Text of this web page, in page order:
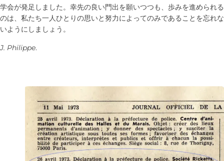
学会が発足しました。幸先の良い門出を願いつつも、歩みを進められる
のは、私たち一人ひとりの思いと努力によってのみであることを忘れな
いようにしましょう。
J. Philippe.